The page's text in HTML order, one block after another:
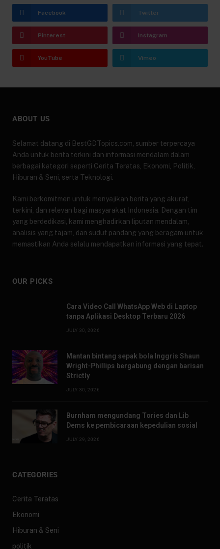
Facebook Twitter
Pinterest Instagram
YouTube Vimeo
ABOUT US
Selamat datang di BestGDTopics.com, sumber terpercaya
Anda untuk berita terkini dan informasi mendalam dalam
berbagai kategori seperti Cerita Teratas, Ekonomi, Politik,
Hiburan & Seni, serta Teknologi.
Kami berkomitmen untuk menyajikan berita yang akurat,
terkini, dan relevan bagi masyarakat Indonesia. Dengan tim
yang berdedikasi, kami menghadirkan liputan mendalam,
analisis yang tajam, dan sudut pandang yang beragam untuk
memastikan Anda selalu mendapatkan informasi yang tepat.
OUR PICKS
Cara Video Call WhatsApp Web di Laptop
tanpa Aplikasi Desktop Terbaru 2026
JULY 30, 2026
Mantan bintang sepak bola Inggris Shaun
Wright-Phillips bergabung dengan barisan
Strictly
JULY 30, 2026
Burnham mengundang Tories dan Lib
Dems ke pembicaraan kepedulian sosial
JULY 29, 2026
CATEGORIES
Cerita Teratas
Ekonomi
Hiburan & Seni
politik